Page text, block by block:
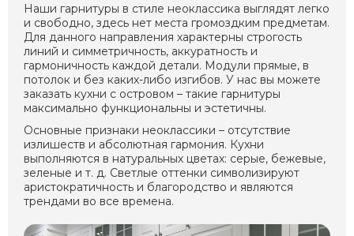
Наши гарнитуры в стиле неоклассика выглядят легко
и свободно, здесь нет места громоздким предметам.
Для данного направления характерны строгость
линий и симметричность, аккуратность и
гармоничность каждой детали. Модули прямые, в
потолок и без каких-либо изгибов. У нас вы можете
заказать кухни с островом – такие гарнитуры
максимально функциональны и эстетичны.
Основные признаки неоклассики – отсутствие
излишеств и абсолютная гармония. Кухни
выполняются в натуральных цветах: серые, бежевые,
зеленые и т. д. Светлые оттенки символизируют
аристократичность и благородство и являются
трендами во все времена.